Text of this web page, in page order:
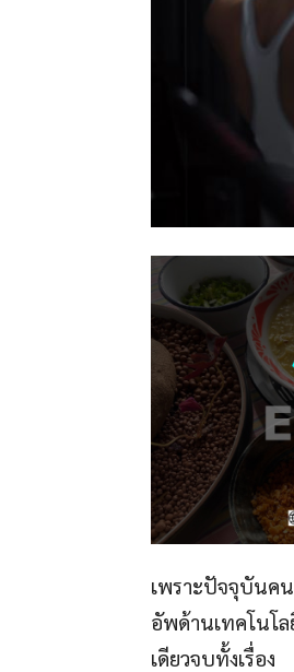
เพราะปัจจุบันค
อัพด้านเทคโนโ
เดียวจบทั้งเรื่อง